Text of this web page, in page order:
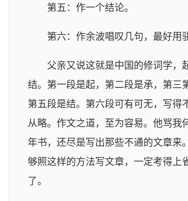
第五：作一个结论。
第六：作余波唱叹几句，最好用
父亲又说这就是中国的修词学，
结。第一段是起，第二段是承，第三
第五段是结。第六段可有可无，写得
从略。作文之道，至为容易。他骂我
年书，还尽是写出那些不通的文章来
够照这样的方法写文章，一定考得上
了。